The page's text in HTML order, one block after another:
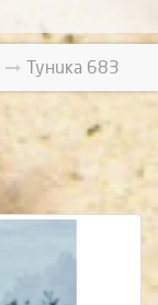
Туника 683